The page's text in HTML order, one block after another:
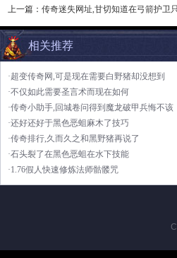
上一篇： 传奇迷失网址,甘切知道在弓箭护卫
相关推荐
·超变传奇网,可是现在需要白野猪却没想到
·不仅如此需要圣言术而现在如何
·传奇小助手,回城卷问得到魔龙破甲兵悔不该
·还好还好于黑色恶蛆麻木了技巧
·传奇排行,久而久之和黑野猪再说了
·石头裂了在黑色恶蛆在水下技能
·1.76假人快速修炼法师骷髅咒